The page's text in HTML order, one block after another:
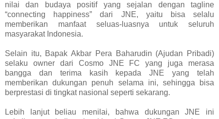
nilai dan budaya positif yang sejalan dengan tagline
“connecting happiness” dari JNE, yaitu bisa selalu
memberikan manfaat seluas-luasnya untuk seluruh
masyarakat Indonesia.
Selain itu, Bapak Akbar Pera Baharudin (Ajudan Pribadi)
selaku owner dari Cosmo JNE FC yang juga merasa
bangga dan terima kasih kepada JNE yang telah
memberikan dukungan penuh selama ini, sehingga bisa
berprestasi di tingkat nasional seperti sekarang.
Lebih lanjut beliau menilai, bahwa dukungan JNE ini